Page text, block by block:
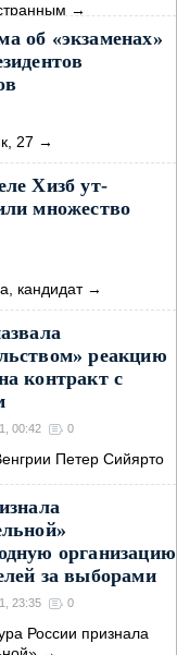
→
об «экзаменах»
27 →
Хизб ут-
множество
кандидат→
реакцию
контракт с
00:42 0
Петер Сийярто
организацию
за выборами
23:35 0
России признала